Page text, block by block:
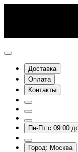
Доставка
Оплата
Контакты
Город: Москва